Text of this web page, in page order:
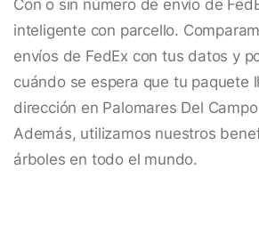
Con o sin número de envío de
inteligente con parcello.
envíos de FedEx con tus datos y
cuándo se espera que tu paquete
dirección en Palomares Del
Además, utilizamos nuestros
árboles en todo el mundo.